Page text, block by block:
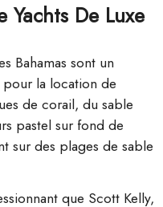
De Luxe
Bahamas sont un
la location de
de corail, du sable
pastel sur fond de
sur des plages de sable
que Scott Kelly,